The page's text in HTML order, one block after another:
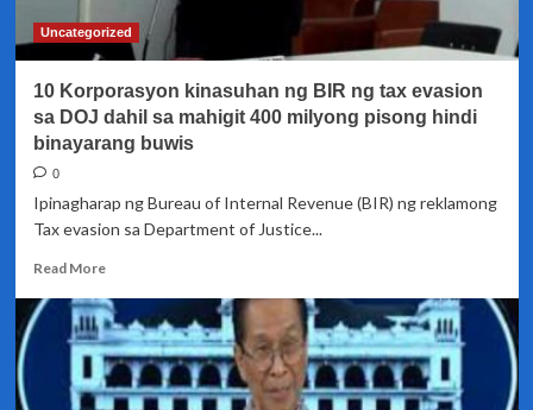
sa
DOJ
Uncategorized
10 Korporasyon kinasuhan ng BIR ng tax evasion
sa DOJ dahil sa mahigit 400 milyong pisong hindi
binayarang buwis
0
Ipinagharap ng Bureau of Internal Revenue (BIR) ng reklamong
Tax evasion sa Department of Justice...
Read MoreRead
about
10
Korporasyon
kinasuhan
ng